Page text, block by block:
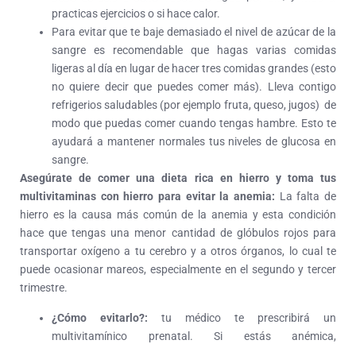
practicas ejercicios o si hace calor.
Para evitar que te baje demasiado el nivel de azúcar de la
sangre es recomendable que hagas varias comidas
ligeras al día en lugar de hacer tres comidas grandes (esto
no quiere decir que puedes comer más). Lleva contigo
refrigerios saludables (por ejemplo fruta, queso, jugos) de
modo que puedas comer cuando tengas hambre. Esto te
ayudará a mantener normales tus niveles de glucosa en
sangre.
Asegúrate de comer una dieta rica en hierro y toma tus
multivitaminas con hierro para evitar la anemia: La falta de
hierro es la causa más común de la anemia y esta condición
hace que tengas una menor cantidad de glóbulos rojos para
transportar oxígeno a tu cerebro y a otros órganos, lo cual te
puede ocasionar mareos, especialmente en el segundo y tercer
trimestre.
¿Cómo evitarlo?: tu médico te prescribirá un
multivitamínico prenatal. Si estás anémica,